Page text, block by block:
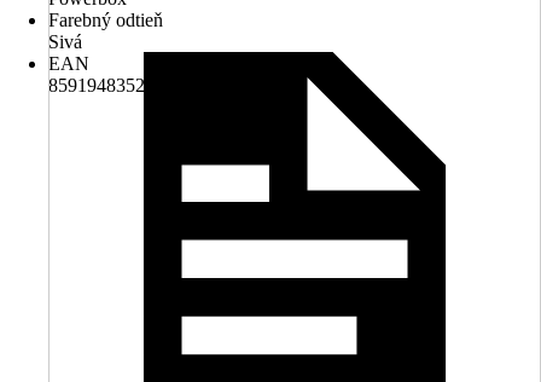
Farebný odtieň
Sivá
EAN
8591948352044